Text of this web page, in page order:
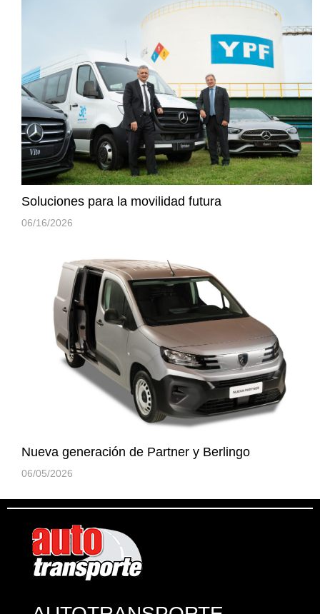
Soluciones para la movilidad futura
06/16/2026
Nueva generación de Partner y Berlingo
06/05/2026